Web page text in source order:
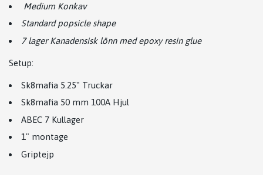
Medium Konkav
Standard popsicle shape
7 lager Kanadensisk lönn med epoxy resin glue
Setup:
Sk8mafia 5.25" Truckar
Sk8mafia 50 mm 100A Hjul
ABEC 7 Kullager
1" montage
Griptejp